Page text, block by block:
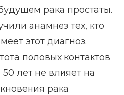
рака простаты.
анамнез тех, кто
этот диагноз.
половых контактов
50 лет не влияет на
рака